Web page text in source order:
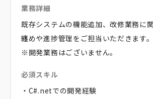
業務詳細
既存システムの機能追加、改修業務に
纏めや進捗管理をご担当いただきます。
※開発業務はございません。
必須スキル
・C#.netでの開発経験